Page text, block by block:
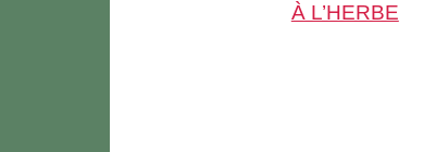
À L’HERBE